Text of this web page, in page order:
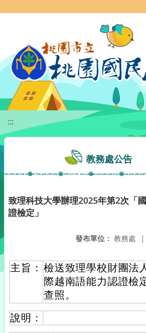
:::
教務處公告
致理科技大學辦理2025年第2次「
證檢定」
發布單位： 教務處 |
主旨： 檢送致理學校財團法
際越南語能力認證檢
查照。
說明：